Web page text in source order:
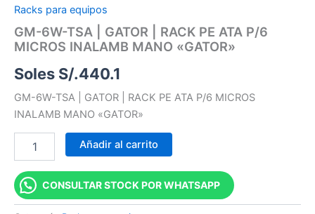
Racks para equipos
GM-6W-TSA | GATOR | RACK PE ATA P/6
MICROS INALAMB MANO «GATOR»
Soles S/.440.1
GM-6W-TSA | GATOR | RACK PE ATA P/6 MICROS
INALAMB MANO «GATOR»
Añadir al carrito
CONSULTAR STOCK POR WHATSAPP